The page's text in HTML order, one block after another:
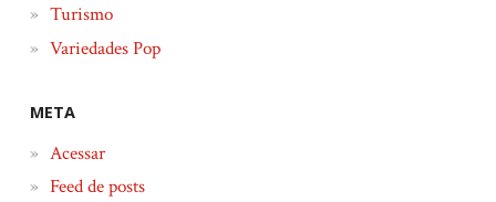
Turismo
Variedades Pop
META
Acessar
Feed de posts